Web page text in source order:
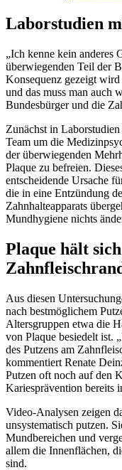
Laborstudien
„Ich kenne kein anderes
überwiegenden Teil der
Konsequenz gezeigt
und das muss man auch
Bundesbürger und die
Zunächst in
Team um die
der überwiegenden
Plaque zu befreien.
entscheidende Ursache
die in eine Entzündung
Zahnhalteapparats
Mundhygiene nichts
Plaque hält
Aus diesen
nach bestmöglichem
Altersgruppen etwa die
von Plaque besiedelt ist.
des Putzens am
kommentiert Renate
Putzen oft noch auf den
Kariesprävention bereits
Video-Analysen zeigen
unsystematisch putzen.
Mundbereichen und
allem die Innenflächen,
sind.